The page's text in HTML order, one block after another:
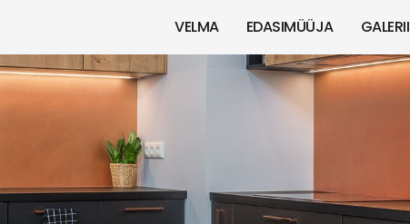
VELMA EDASIMÜÜJA GALERII